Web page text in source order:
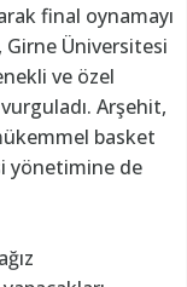
final oynamayı
Üniversitesi
ve özel
Arşehit,
basket
yönetimine de